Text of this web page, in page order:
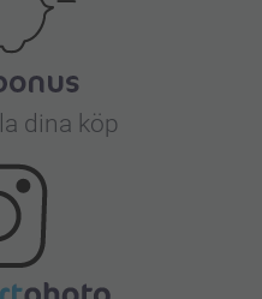
dina köp